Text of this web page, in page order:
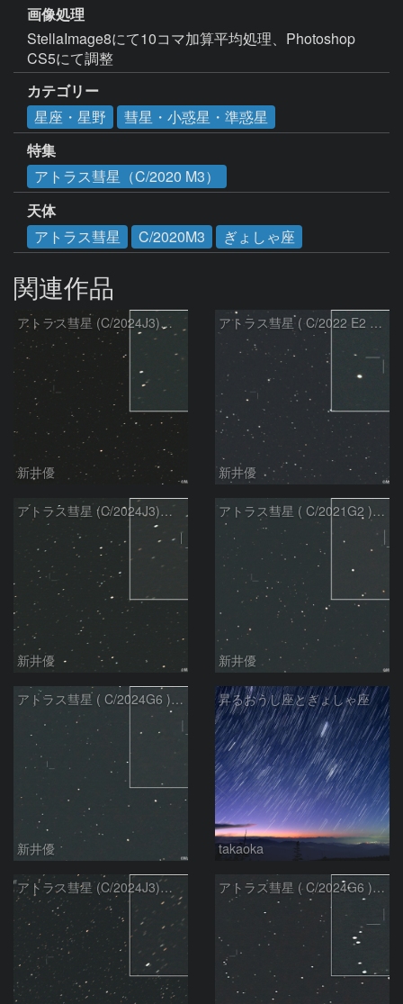
画像処理
StellaImage8にて10コマ加算平均処理、Photoshop
CS5にて調整
カテゴリー
星座・星野
彗星・小惑星・準惑星
特集
アトラス彗星（C/2020 M3）
天体
アトラス彗星
C/2020M3 ぎょしゃ座
関連作品
アトラス彗星 (C/2024J3)：2026/08/05
新井優
アトラス彗星 ( C/2022 E2 )：2026/07/27
新井優
アトラス彗星 (C/2024J3)：2026/07/26
新井優
アトラス彗星 ( C/2021G2 )：2026/07/09
新井優
アトラス彗星 ( C/2024G6 )：2026/07/09
新井優
昇るおうし座とぎょしゃ座
takaoka
アトラス彗星 (C/2024J3)：2026/07/09 アトラス彗星 ( C/2024G6 )：2026/07/08